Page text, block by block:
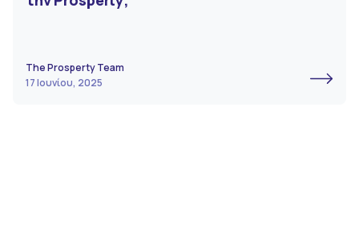
The Prosperty Team
17 Ιουνίου, 2025